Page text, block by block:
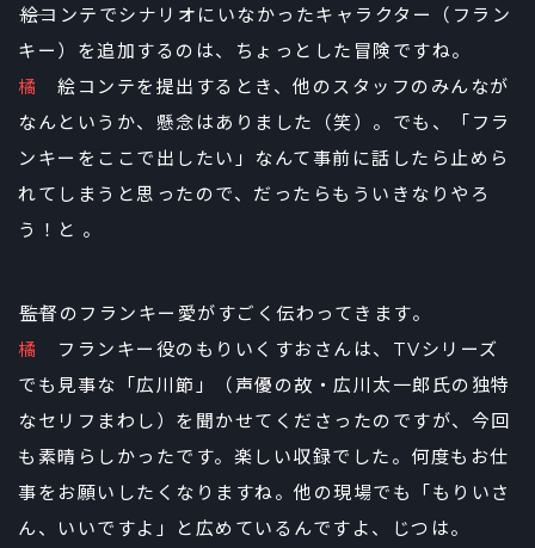
――絵コンテでシナリオにいなかったキャラクター（フラン
キー）を追加するのは、ちょっとした冒険ですね。
橘
絵コンテを提出するとき、他のスタッフのみんなが
なんというか、懸念はありました（笑）。でも、「フラ
ンキーをここで出したい」なんて事前に話したら止めら
れてしまうと思ったので、だったらもういきなりやろ
う！と 。
――監督のフランキー愛がすごく伝わってきます。
橘
フランキー役のもりいくすおさんは、TVシリーズ
でも見事な「広川節」（声優の故・広川太一郎氏の独特
なセリフまわし）を聞かせてくださったのですが、今回
も素晴らしかったです。楽しい収録でした。何度もお仕
事をお願いしたくなりますね。他の現場でも「もりいさ
ん、いいですよ」と広めているんですよ、じつは。